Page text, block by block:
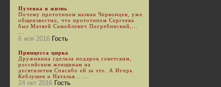
Путевка в жизнь
Почему прототипом назван Червонцев, уже
общеизвестно, что прототипом Сергеева
был Матвей Самойлович Погребинский,...
6 ноя 2016 Гость
Принцесса цирка
Дружинина сделала подарок советским,
российским женщинам на
десятилетия.Спасибо ей за это. А Игорь
Кеблушек и Наталья... ...
24 окт 2016 Гость